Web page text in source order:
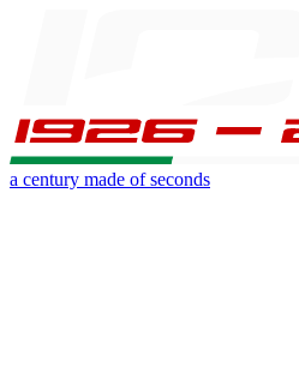
a century made of seconds